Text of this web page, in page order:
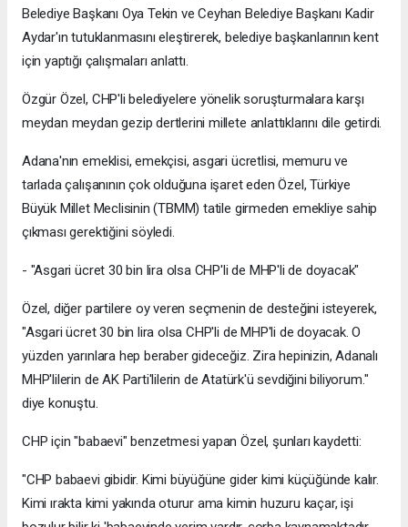
Belediye Başkanı Oya Tekin ve Ceyhan Belediye Başkanı Kadir
Aydar'ın tutuklanmasını eleştirerek, belediye başkanlarının kent
için yaptığı çalışmaları anlattı.
Özgür Özel, CHP'li belediyelere yönelik soruşturmalara karşı
meydan meydan gezip dertlerini millete anlattıklarını dile getirdi.
Adana'nın emeklisi, emekçisi, asgari ücretlisi, memuru ve
tarlada çalışanının çok olduğuna işaret eden Özel, Türkiye
Büyük Millet Meclisinin (TBMM) tatile girmeden emekliye sahip
çıkması gerektiğini söyledi.
- "Asgari ücret 30 bin lira olsa CHP'li de MHP'li de doyacak"
Özel, diğer partilere oy veren seçmenin de desteğini isteyerek,
"Asgari ücret 30 bin lira olsa CHP'li de MHP'li de doyacak. O
yüzden yarınlara hep beraber gideceğiz. Zira hepinizin, Adanalı
MHP'lilerin de AK Parti'lilerin de Atatürk'ü sevdiğini biliyorum."
diye konuştu.
CHP için "babaevi" benzetmesi yapan Özel, şunları kaydetti:
"CHP babaevi gibidir. Kimi büyüğüne gider kimi küçüğünde kalır.
Kimi ırakta kimi yakında oturur ama kimin huzuru kaçar, işi